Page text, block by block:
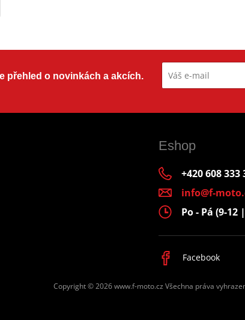
přehled o novinkách a akcích.
Eshop
+420 608 333
info@f-
Po - Pá (9-12
Facebook
Copyright © 2026 www.f-moto.cz Všechna práva